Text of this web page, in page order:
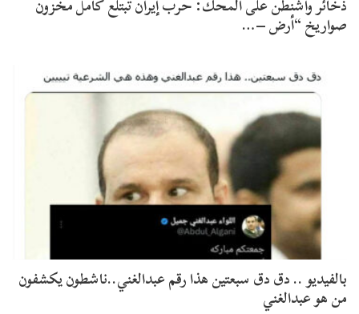
ذخائر واشنطن على المحك: حرب إيران تبتلع كامل مخزون
صواريخ “أرض –…
بالفيديو .. دق دق سبعتين هذا رقم عبدالغني..ناشطون يكشفون
من هو عبدالغني